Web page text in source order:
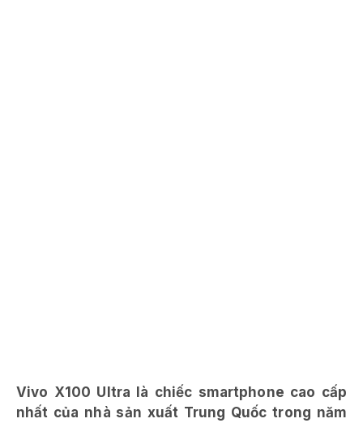
Vivo X100 Ultra là chiếc smartphone cao cấp
nhất của nhà sản xuất Trung Quốc trong năm